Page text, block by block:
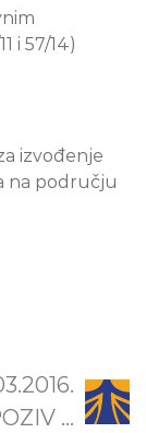
i 57/14)
izvođenje
na području
...